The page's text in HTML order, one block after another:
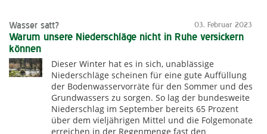
03. Februar 2023
Wasser satt?
Warum unsere Niederschläge nicht in Ruhe versickern
können
Dieser Winter hat es in sich, unablässige
Niederschläge scheinen für eine gute Auffüllung
der Bodenwasservorräte für den Sommer und des
Grundwassers zu sorgen. So lag der bundesweite
Niederschlag im September bereits 65 Prozent
über dem vieljährigen Mittel und die Folgemonate
erreichen in der Regenmenge fast den